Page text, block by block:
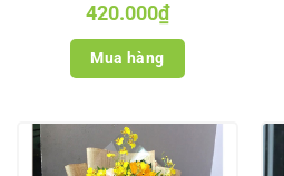
420.000₫
Mua hàng